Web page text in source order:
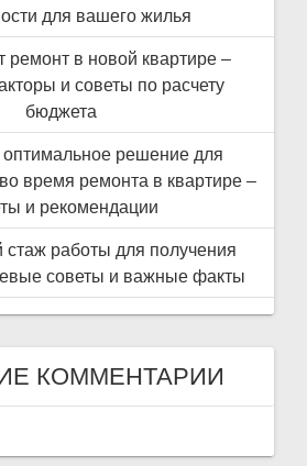
для вашего жилья
ремонт в новой квартире –
и советы по расчету
бюджета
оптимальное решение для
время ремонта в квартире –
и рекомендации
работы для получения
советы и важные факты
КОММЕНТАРИИ